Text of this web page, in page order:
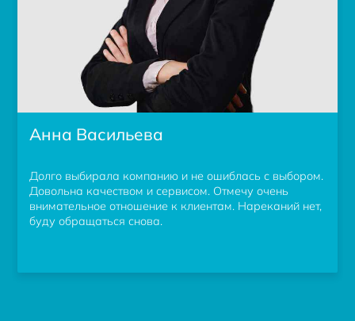
Анна Васильева
Долго выбирала компанию и не ошиблась с выбором.
Довольна качеством и сервисом. Отмечу очень
внимательное отношение к клиентам. Нареканий нет,
буду обращаться снова.